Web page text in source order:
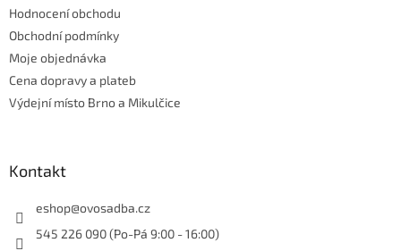
Hodnocení obchodu
Obchodní podmínky
Moje objednávka
Cena dopravy a plateb
Výdejní místo Brno a Mikulčice
Kontakt
eshop@ovosadba.cz
545 226 090 (Po-Pá 9:00 - 16:00)